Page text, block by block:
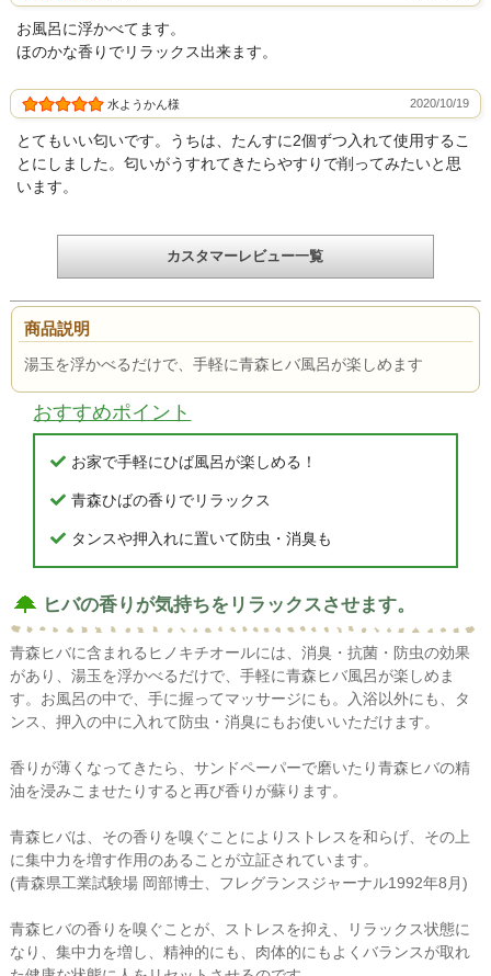
お風呂に浮かべてます。
ほのかな香りでリラックス出来ます。
水ようかん様 2020/10/19
とてもいい匂いです。うちは、たんすに2個ずつ入れて使用するこ
とにしました。匂いがうすれてきたらやすりで削ってみたいと思
います。
カスタマーレビュー一覧
商品説明
湯玉を浮かべるだけで、手軽に青森ヒバ風呂が楽しめます
おすすめポイント
お家で手軽にひば風呂が楽しめる！
青森ひばの香りでリラックス
タンスや押入れに置いて防虫・消臭も
ヒバの香りが気持ちをリラックスさせます。
青森ヒバに含まれるヒノキチオールには、消臭・抗菌・防虫の効果
があり、湯玉を浮かべるだけで、手軽に青森ヒバ風呂が楽しめま
す。お風呂の中で、手に握ってマッサージにも。入浴以外にも、タ
ンス、押入の中に入れて防虫・消臭にもお使いいただけます。
香りが薄くなってきたら、サンドペーパーで磨いたり青森ヒバの精
油を浸みこませたりすると再び香りが蘇ります。
青森ヒバは、その香りを嗅ぐことによりストレスを和らげ、その上
に集中力を増す作用のあることが立証されています。
(青森県工業試験場 岡部博士、フレグランスジャーナル1992年8月)
青森ヒバの香りを嗅ぐことが、ストレスを抑え、リラックス状態に
なり、集中力を増し、精神的にも、肉体的にもよくバランスが取れ